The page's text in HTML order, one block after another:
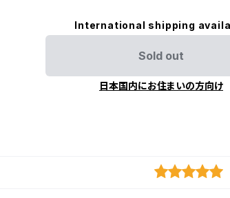
International shipping
Sold out
日本国内にお住まいの方向け